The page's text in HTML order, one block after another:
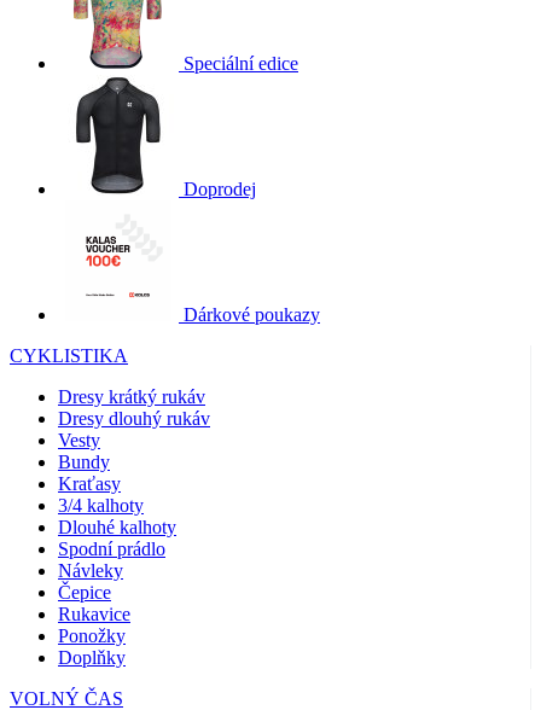
Speciální edice
Doprodej
Dárkové poukazy
CYKLISTIKA
Dresy krátký rukáv
Dresy dlouhý rukáv
Vesty
Bundy
Kraťasy
3/4 kalhoty
Dlouhé kalhoty
Spodní prádlo
Návleky
Čepice
Rukavice
Ponožky
Doplňky
VOLNÝ ČAS